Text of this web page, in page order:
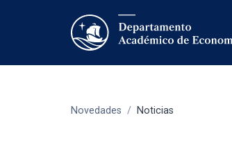
Novedades / Noticias